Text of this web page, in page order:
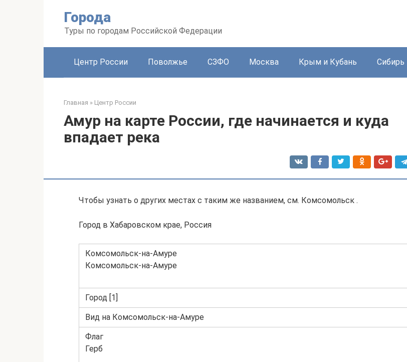
Города
Туры по городам Российской Федерации
Центр России Поволжье СЗФО Москва Крым и Кубань Сибирь
Главная » Центр России
Амур на карте России, где начинается и куда
впадает река
Чтобы узнать о других местах с таким же названием, см. Комсомольск .
Город в Хабаровском крае, Россия
Комсомольск-на-Амуре
Комсомольск-на-Амуре
Город [1]
Вид на Комсомольск-на-Амуре
Флаг
Герб